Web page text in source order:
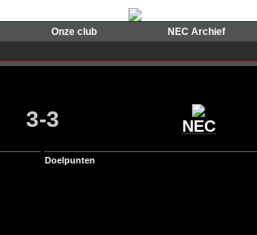
Onze club NEC Archief
3-3 NEC
Doelpunten